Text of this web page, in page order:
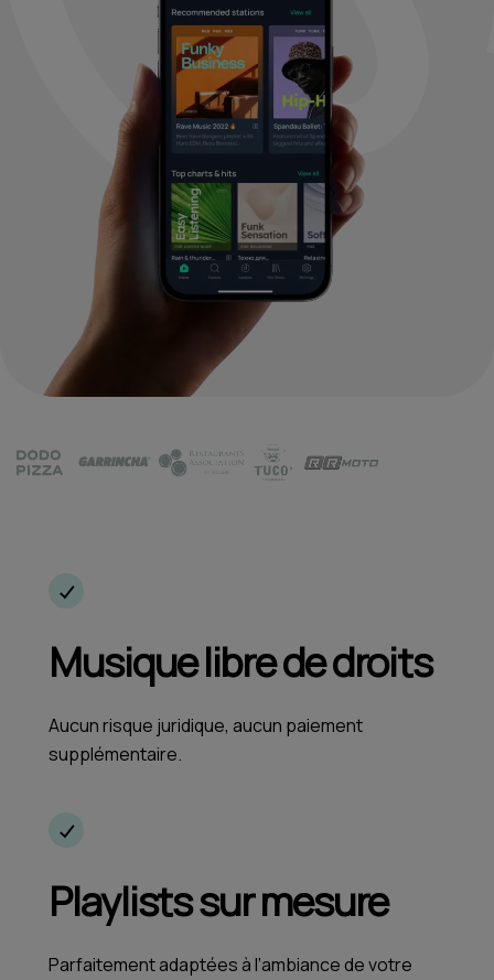
Musique libre de droits
Aucun risque juridique, aucun paiement
supplémentaire.
Playlists sur mesure
Parfaitement adaptées à l’ambiance de votre